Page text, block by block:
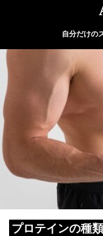
自分だけの
プロテインの種